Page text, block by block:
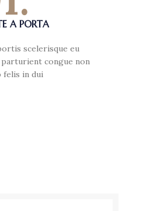
A PORTA
scelerisque eu
congue non
felis in dui